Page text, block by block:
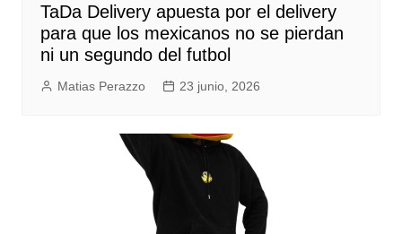
TaDa Delivery apuesta por el delivery
para que los mexicanos no se pierdan
ni un segundo del futbol
Matias Perazzo 23 junio, 2026